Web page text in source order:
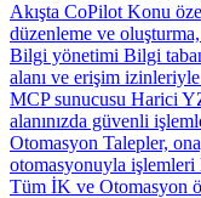
Akışta CoPilot Konu
düzenleme ve
Bilgi yönetimi Bilgi
alanı ve erişim izinleriyle
MCP sunucusu Harici
alanınızda güvenli
Otomasyon Talepler,
otomasyonuyla işlemleri
Tüm İK ve Otomasyon